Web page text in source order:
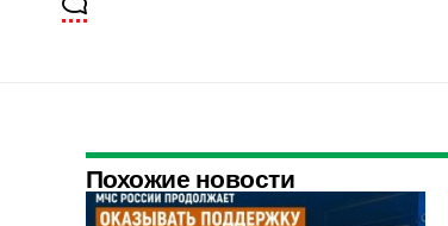
Похожие новости